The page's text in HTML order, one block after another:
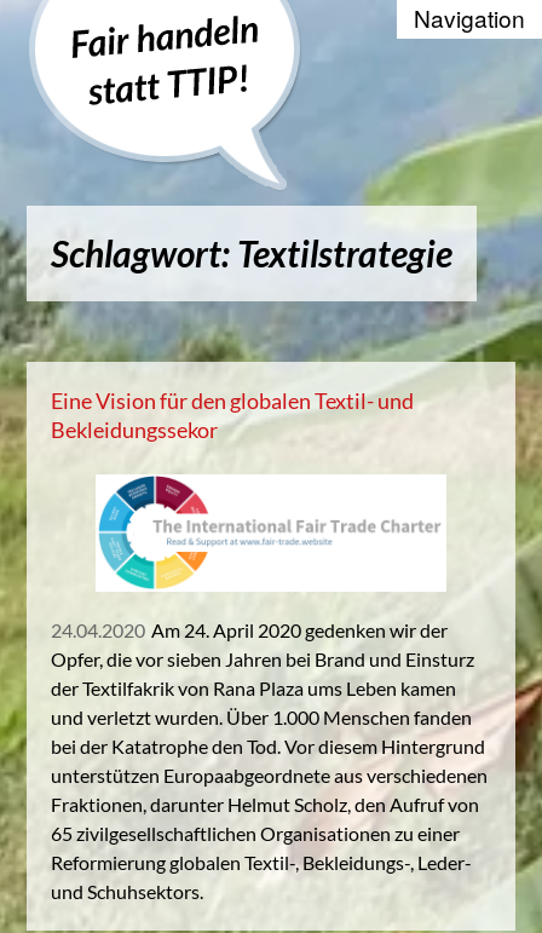
Recherche
Positionen
Die WTO und der Welthandel
Kontakt
Suche
Kampagnenbanner zum
Datenschutzerklärung
Schlagwort: Textilstrategie
Eine Vision für den globalen Textil- und
Bekleidungssekor
24.04.2020 Am 24. April 2020 gedenken wir der
Opfer, die vor sieben Jahren bei Brand und Einsturz
der Textilfakrik von Rana Plaza ums Leben kamen
und verletzt wurden. Über 1.000 Menschen fanden
bei der Katatrophe den Tod. Vor diesem Hintergrund
unterstützen Europaabgeordnete aus verschiedenen
Fraktionen, darunter Helmut Scholz, den Aufruf von
65 zivilgesellschaftlichen Organisationen zu einer
Reformierung globalen Textil-, Bekleidungs-, Leder-
und Schuhsektors.